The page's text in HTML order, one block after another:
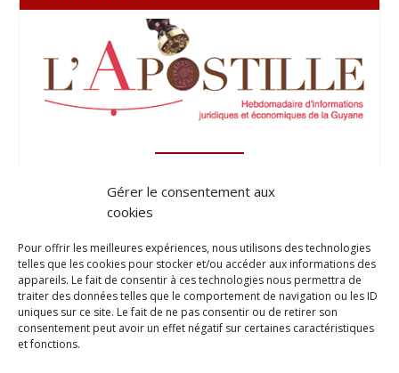
Gérer le consentement aux
cookies
Pour offrir les meilleures expériences, nous utilisons des technologies
telles que les cookies pour stocker et/ou accéder aux informations des
appareils. Le fait de consentir à ces technologies nous permettra de
traiter des données telles que le comportement de navigation ou les ID
uniques sur ce site. Le fait de ne pas consentir ou de retirer son
consentement peut avoir un effet négatif sur certaines caractéristiques
et fonctions.